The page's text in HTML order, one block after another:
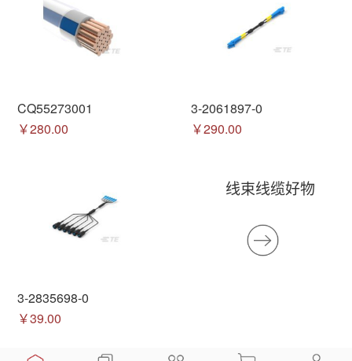
CQ55273001
￥280.00
3-2061897-0
￥290.00
3-2835698-0
￥39.00
线束线缆好物